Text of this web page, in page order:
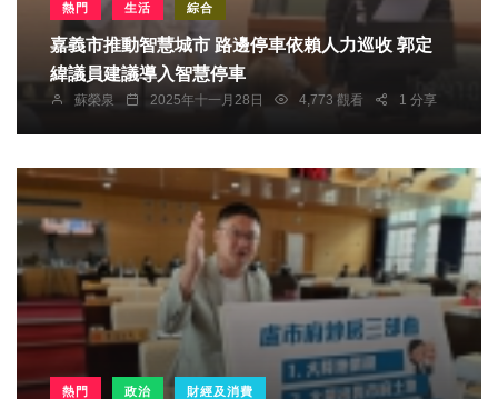
熱門 生活 綜合
嘉義市推動智慧城市 路邊停車依賴人力巡收 郭定
緯議員建議導入智慧停車
蘇榮泉 2025年十一月28日 4,773 觀看 1 分享
熱門 政治 財經及消費